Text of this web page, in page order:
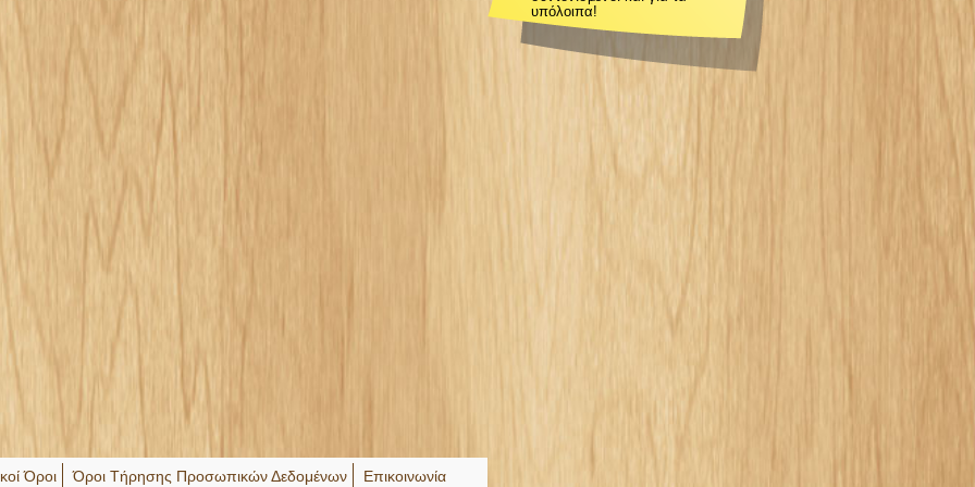
υπόλοιπα!
Όροι Όροι Τήρησης Προσωπικών Δεδομένων Επικοινωνία